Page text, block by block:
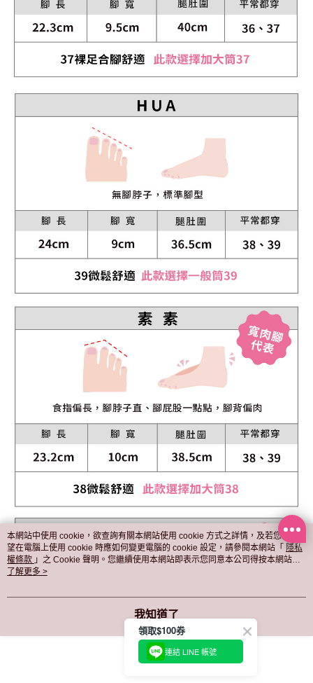
本網站中使用 cookie，欲查詢有關本網站使用 cookie 方式之詳情，及若您不希
望在電腦上使用 cookie 時應如何變更電腦的 cookie 設定，請參閱本網站「 隱私
權條款 」之 Cookie 聲明。您繼續使用本網站即表示您同意本公司得按本網站使
用條款之 Cookie 聲明使用 cookie。
了解更多 >
我知道了
領取$100券
連結 LINE 帳號